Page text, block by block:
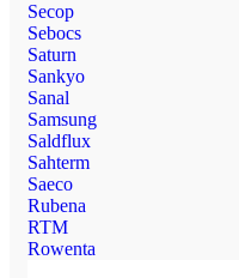
Secop
Sebocs
Saturn
Sankyo
Sanal
Samsung
Saldflux
Sahterm
Saeco
Rubena
RTM
Rowenta